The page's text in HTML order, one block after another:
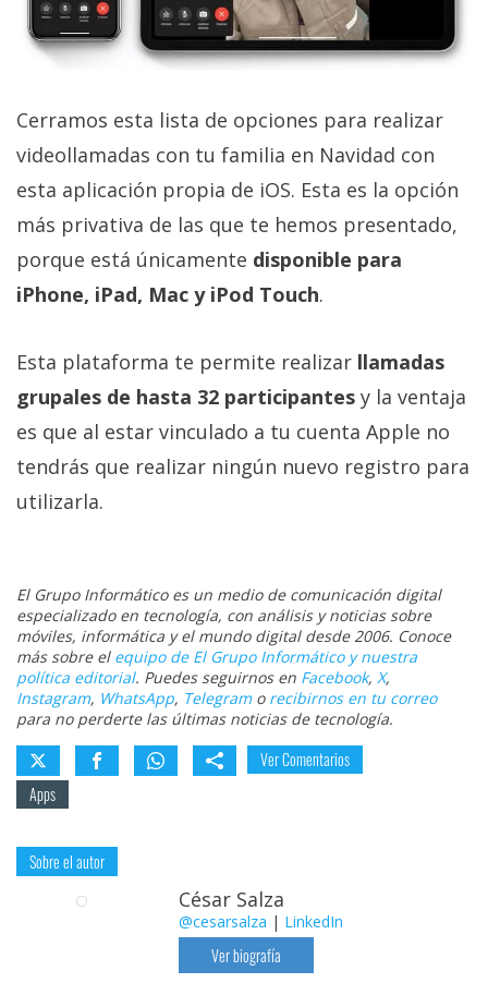
Cerramos esta lista de opciones para realizar
videollamadas con tu familia en Navidad con
esta aplicación propia de iOS. Esta es la opción
más privativa de las que te hemos presentado,
porque está únicamente disponible para
iPhone, iPad, Mac y iPod Touch.
Esta plataforma te permite realizar llamadas
grupales de hasta 32 participantes y la ventaja
es que al estar vinculado a tu cuenta Apple no
tendrás que realizar ningún nuevo registro para
utilizarla.
El Grupo Informático es un medio de comunicación digital
especializado en tecnología, con análisis y noticias sobre
móviles, informática y el mundo digital desde 2006. Conoce
más sobre el equipo de El Grupo Informático y nuestra
política editorial. Puedes seguirnos en Facebook, X,
Instagram, WhatsApp, Telegramo recibirnos en tu correo
para no perderte las últimas noticias de tecnología.
Ver Comentarios
Apps
Sobre el autor
César Salza
@cesarsalza | LinkedIn
Ver biografía